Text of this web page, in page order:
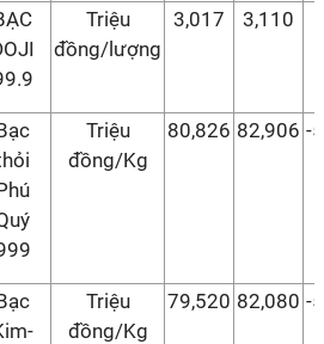
Triệu
đồng/lượng
3,017 3,110
Triệu
đồng/Kg
80,826 82,906 -
Triệu
đồng/Kg
79,520 82,080 -